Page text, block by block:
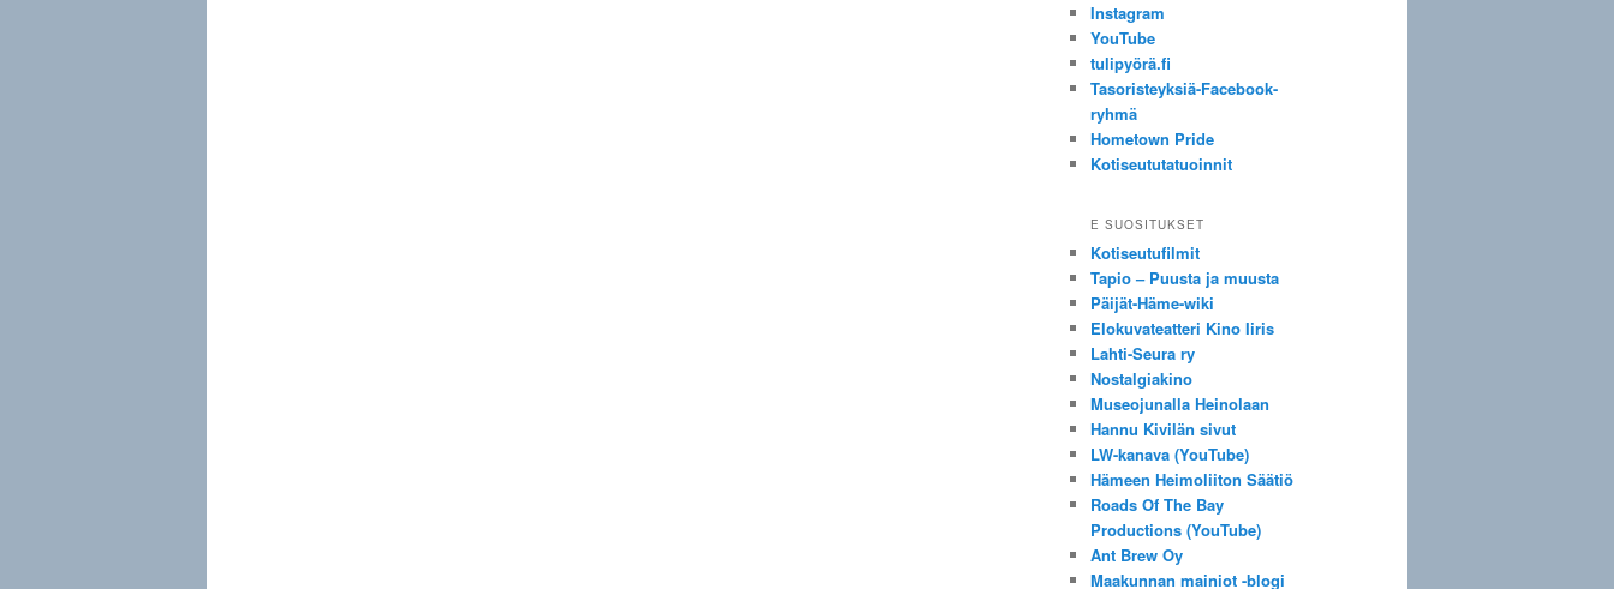
Instagram
YouTube
tulipyörä.fi
Tasoristeyksiä-Facebook-
ryhmä
Hometown Pride
Kotiseututatuoinnit
E SUOSITUKSET
Kotiseutufilmit
Tapio – Puusta ja muusta
Päijät-Häme-wiki
Elokuvateatteri Kino Iiris
Lahti-Seura ry
Nostalgiakino
Museojunalla Heinolaan
Hannu Kivilän sivut
LW-kanava (YouTube)
Hämeen Heimoliiton Säätiö
Roads Of The Bay
Productions (YouTube)
Ant Brew Oy
Maakunnan mainiot -blogi